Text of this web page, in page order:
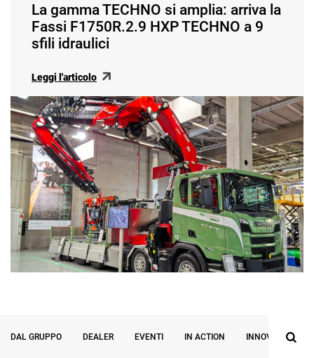
La gamma TECHNO si amplia: arriva la
Fassi F1750R.2.9 HXP TECHNO a 9
sfili idraulici
Leggi l'articolo
DAL GRUPPO DEALER EVENTI IN ACTION INNOVAZIONE